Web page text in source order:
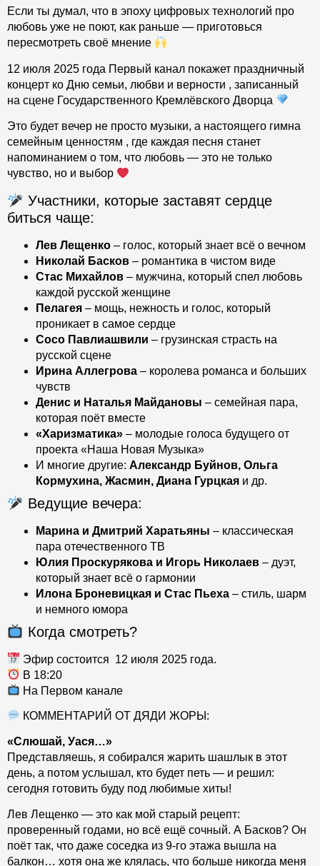
Если ты думал, что в эпоху цифровых технологий про
любовь уже не поют, как раньше — приготовься
пересмотреть своё мнение
12 июля 2025 года Первый канал покажет праздничный
концерт ко Дню семьи, любви и верности , записанный
на сцене Государственного Кремлёвского Дворца
Это будет вечер не просто музыки, а настоящего гимна
семейным ценностям , где каждая песня станет
напоминанием о том, что любовь — это не только
чувство, но и выбор
Участники, которые заставят сердце
биться чаще:
Лев Лещенко – голос, который знает всё о вечном
Николай Басков – романтика в чистом виде
Стас Михайлов – мужчина, который спел любовь
каждой русской женщине
Пелагея – мощь, нежность и голос, который
проникает в самое сердце
Сосо Павлиашвили – грузинская страсть на
русской сцене
Ирина Аллегрова – королева романса и больших
чувств
Денис и Наталья Майдановы – семейная пара,
которая поёт вместе
«Харизматика» – молодые голоса будущего от
проекта «Наша Новая Музыка»
И многие другие: Александр Буйнов, Ольга
Кормухина, Жасмин, Диана Гурцкая и др.
Ведущие вечера:
Марина и Дмитрий Харатьяны – классическая
пара отечественного ТВ
Юлия Проскурякова и Игорь Николаев – дуэт,
который знает всё о гармонии
Илона Броневицкая и Стас Пьеха – стиль, шарм
и немного юмора
Когда смотреть?
Эфир состоится 12 июля 2025 года.
В 18:20
На Первом канале
КОММЕНТАРИЙ ОТ ДЯДИ ЖОРЫ:
«Слюшай, Уася…»
Представляешь, я собирался жарить шашлык в этот
день, а потом услышал, кто будет петь — и решил:
сегодня готовить буду под любимые хиты!
Лев Лещенко — это как мой старый рецепт:
проверенный годами, но всё ещё сочный. А Басков? Он
поёт так, что даже соседка из 9-го этажа вышла на
балкон… хотя она же клялась, что больше никогда меня